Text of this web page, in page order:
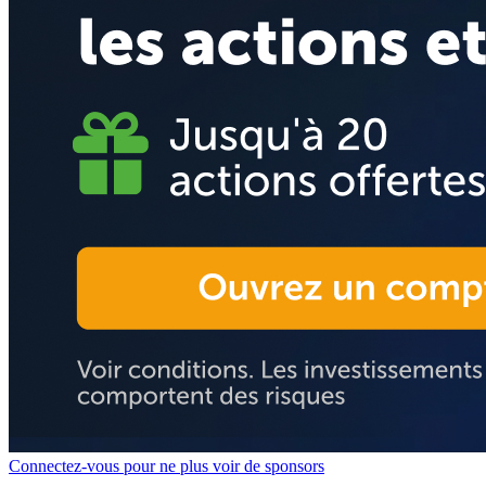
Connectez-vous pour ne plus voir de sponsors